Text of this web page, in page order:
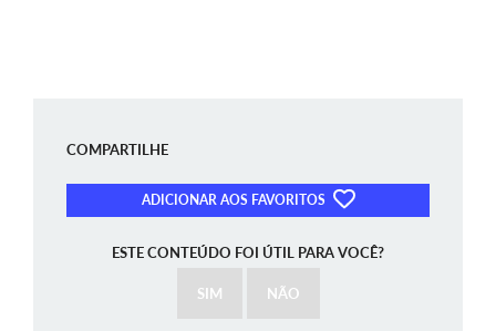
COMPARTILHE
ADICIONAR AOS FAVORITOS
ESTE CONTEÚDO FOI ÚTIL PARA VOCÊ?
SIM NÃO